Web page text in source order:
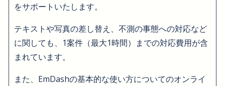
をサポートいたします。
テキストや写真の差し替え、不測の事態への対応など
に関しても、1案件（最大1時間）までの対応費用が含
まれています。
また、EmDashの基本的な使い方についてのオンライ